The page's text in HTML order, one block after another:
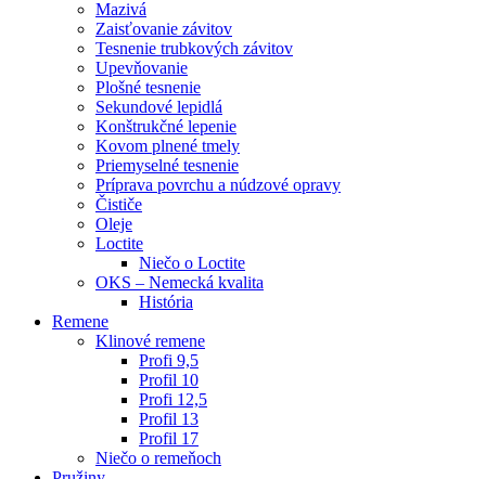
Mazivá
Zaisťovanie závitov
Tesnenie trubkových závitov
Upevňovanie
Plošné tesnenie
Sekundové lepidlá
Konštrukčné lepenie
Kovom plnené tmely
Priemyselné tesnenie
Príprava povrchu a núdzové opravy
Čističe
Oleje
Loctite
Niečo o Loctite
OKS – Nemecká kvalita
História
Remene
Klinové remene
Profi 9,5
Profil 10
Profi 12,5
Profil 13
Profil 17
Niečo o remeňoch